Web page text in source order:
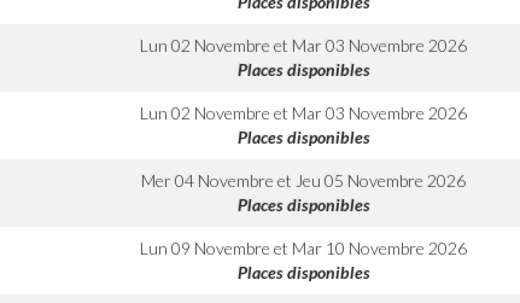
Lun 02 Novembre et Mar 03 Novembre 2026
Places disponibles
Lun 02 Novembre et Mar 03 Novembre 2026
Places disponibles
Mer 04 Novembre et Jeu 05 Novembre 2026
Places disponibles
Lun 09 Novembre et Mar 10 Novembre 2026
Places disponibles